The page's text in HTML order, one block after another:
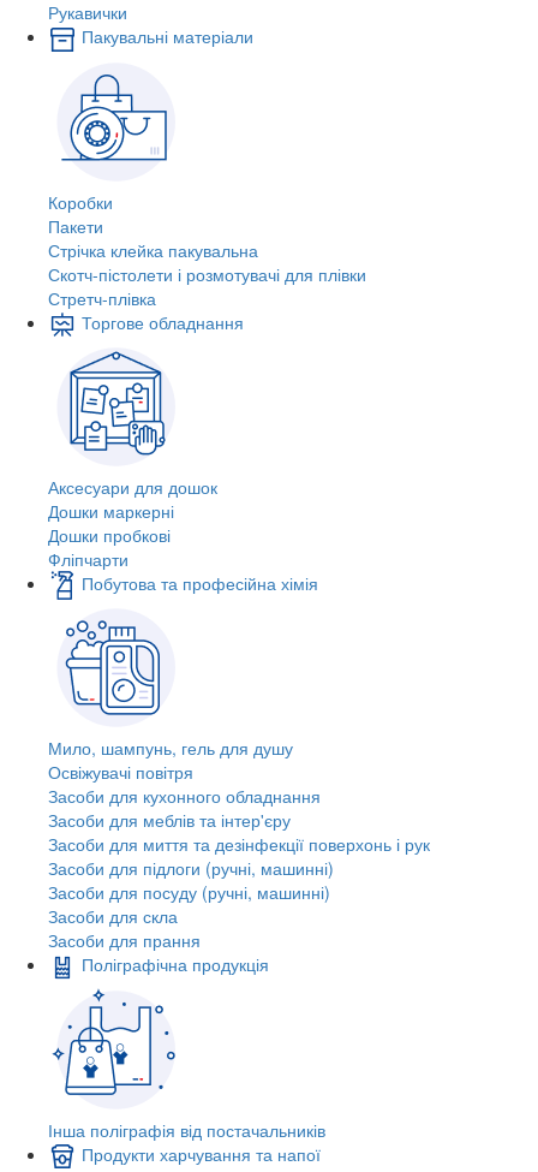
Рукавички
Пакувальні матеріали
Коробки
Пакети
Стрічка клейка пакувальна
Скотч-пістолети і розмотувачі для плівки
Стретч-плівка
Торгове обладнання
Аксесуари для дошок
Дошки маркерні
Дошки пробкові
Фліпчарти
Побутова та професійна хімія
Мило, шампунь, гель для душу
Освіжувачі повітря
Засоби для кухонного обладнання
Засоби для меблів та інтер'єру
Засоби для миття та дезінфекції поверхонь і рук
Засоби для підлоги (ручні, машинні)
Засоби для посуду (ручні, машинні)
Засоби для скла
Засоби для прання
Поліграфічна продукція
Інша поліграфія від постачальників
Продукти харчування та напої